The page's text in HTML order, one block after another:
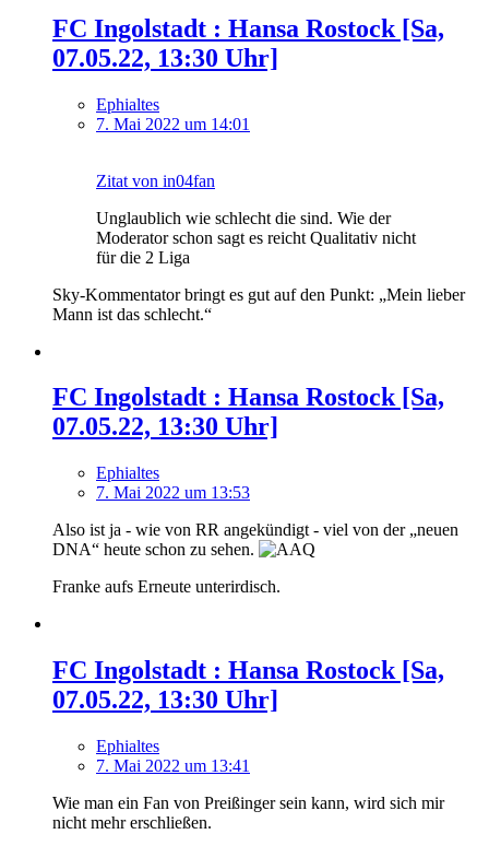
FC Ingolstadt : Hansa Rostock [Sa,
07.05.22, 13:30 Uhr]
Ephialtes
7. Mai 2022 um 14:01
Zitat von in04fan
Unglaublich wie schlecht die sind. Wie der
Moderator schon sagt es reicht Qualitativ nicht
für die 2 Liga
Sky-Kommentator bringt es gut auf den Punkt: „Mein lieber
Mann ist das schlecht.“
FC Ingolstadt : Hansa Rostock [Sa,
07.05.22, 13:30 Uhr]
Ephialtes
7. Mai 2022 um 13:53
Also ist ja - wie von RR angekündigt - viel von der „neuen
DNA“ heute schon zu sehen.
Franke aufs Erneute unterirdisch.
FC Ingolstadt : Hansa Rostock [Sa,
07.05.22, 13:30 Uhr]
Ephialtes
7. Mai 2022 um 13:41
Wie man ein Fan von Preißinger sein kann, wird sich mir
nicht mehr erschließen.